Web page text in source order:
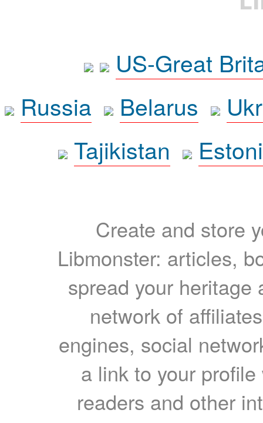
US-Great
Russia
Belarus
Tajikistan
Create and store
Libmonster: articles,
spread your heritage
network of
engines, social
a link to your
readers and other